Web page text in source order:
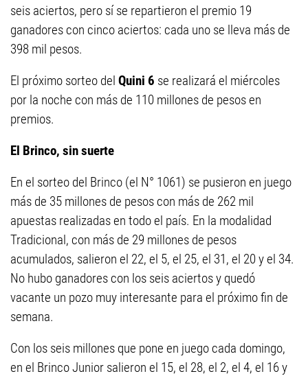
seis aciertos, pero sí se repartieron el premio 19
ganadores con cinco aciertos: cada uno se lleva más de
398 mil pesos.
El próximo sorteo del Quini 6 se realizará el miércoles
por la noche con más de 110 millones de pesos en
premios.
El Brinco, sin suerte
En el sorteo del Brinco (el N° 1061) se pusieron en juego
más de 35 millones de pesos con más de 262 mil
apuestas realizadas en todo el país. En la modalidad
Tradicional, con más de 29 millones de pesos
acumulados, salieron el 22, el 5, el 25, el 31, el 20 y el 34.
No hubo ganadores con los seis aciertos y quedó
vacante un pozo muy interesante para el próximo fin de
semana.
Con los seis millones que pone en juego cada domingo,
en el Brinco Junior salieron el 15, el 28, el 2, el 4, el 16 y